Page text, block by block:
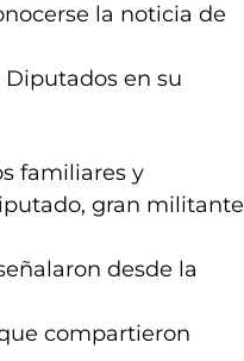
la noticia de
en su
familiares y
gran militante
desde la
compartieron